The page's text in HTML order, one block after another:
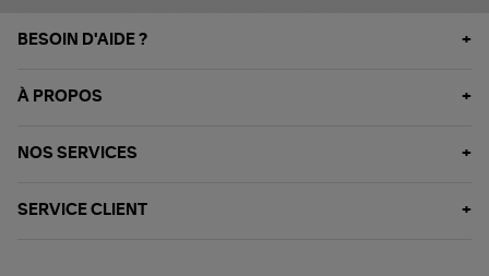
BESOIN D'AIDE ?
À PROPOS
NOS SERVICES
SERVICE CLIENT